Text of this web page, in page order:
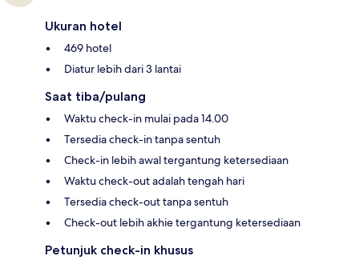
Ukuran hotel
469 hotel
Diatur lebih dari 3 lantai
Saat tiba/pulang
Waktu check-in mulai pada 14.00
Tersedia check-in tanpa sentuh
Check-in lebih awal tergantung ketersediaan
Waktu check-out adalah tengah hari
Tersedia check-out tanpa sentuh
Check-out lebih akhie tergantung ketersediaan
Petunjuk check-in khusus